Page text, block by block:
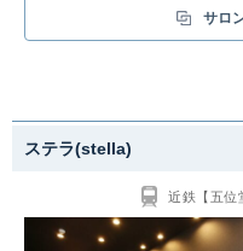
国産にこだわっていますので、
少ないため、痛みを感じにくく
サロ
ステラ(stella)
近鉄【五